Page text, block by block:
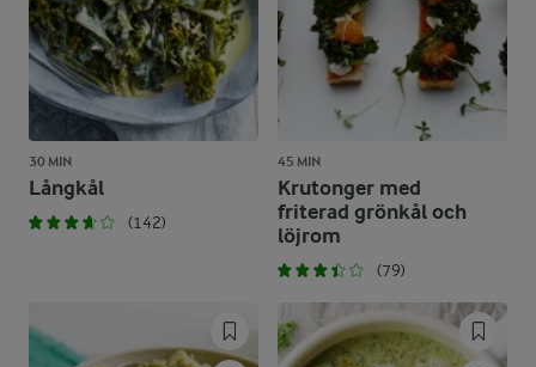
30 MIN
Långkål
(142)
45 MIN
Krutonger med
friterad grönkål och
löjrom
(79)